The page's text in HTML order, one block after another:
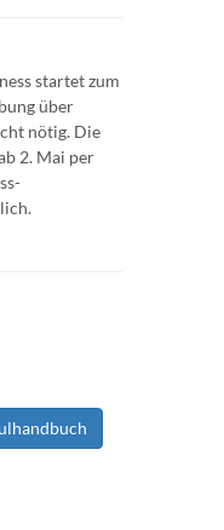
startet zum
über
nötig. Die
2. Mai per